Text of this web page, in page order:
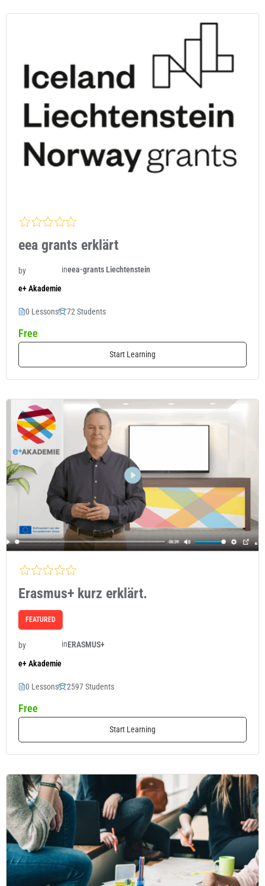
eea grants erklärt
by
e+ Akademie
ineea-grants Liechtenstein
0 Lessons 72 Students
Free
Start Learning
Erasmus+ kurz erklärt.
FEATURED
by
e+ Akademie
inERASMUS+
0 Lessons 2597 Students
Free
Start Learning